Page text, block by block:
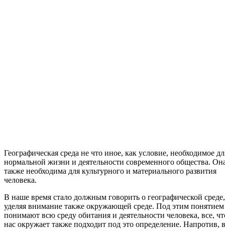
Географическая среда не что иное, как условие, необходимое
нормальной жизни и деятельности современного общества.
также необходима для культурного и материального развития
человека.
В наше время стало должным говорить о географической среде,
уделяя внимание также окружающей среде. Под этим понятием
понимают всю среду обитания и деятельности человека, все,
нас окружает также подходит под это определение. Напротив, в